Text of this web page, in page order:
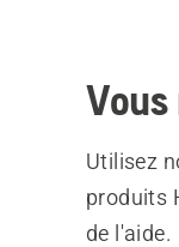
Vous
Utilisez
produits
de l'aide.